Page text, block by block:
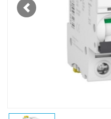
Previous